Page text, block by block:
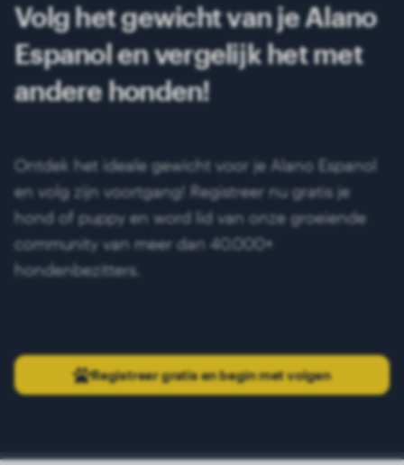
Volg het gewicht van je Alano
Espanol en vergelijk het met
andere honden!
Ontdek het ideale gewicht voor je Alano Espanol
en volg zijn voortgang! Registreer nu gratis je
hond of puppy en word lid van onze groeiende
community van meer dan 40.000+
hondenbezitters.
Registreer gratis en begin met volgen